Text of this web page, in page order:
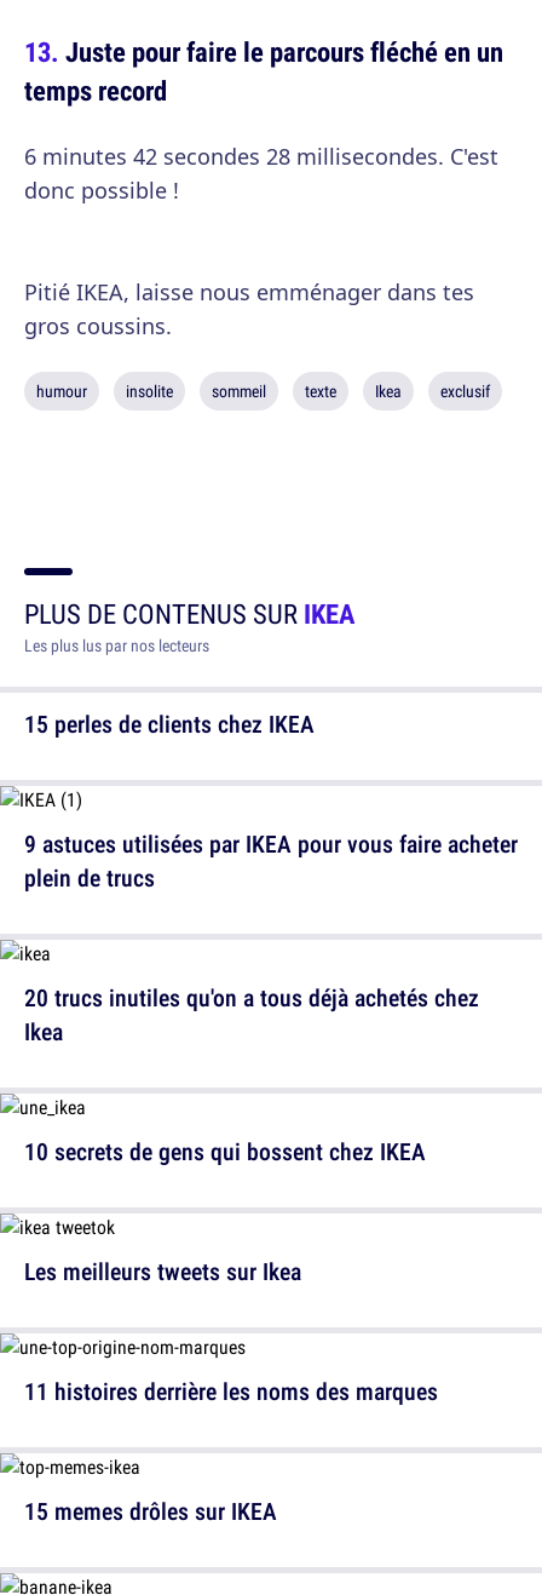
Juste pour faire le parcours fléché en un
temps record
6 minutes 42 secondes 28 millisecondes. C'est
donc possible !
Pitié IKEA, laisse nous emménager dans tes
gros coussins.
humour insolite sommeil texte Ikea exclusif
PLUS DE CONTENUS SURIKEA
Les plus lus par nos lecteurs
15 perles de clients chez IKEA
20 trucs inutiles qu'on a tous déjà achetés chez
Ikea
Les meilleurs tweets sur Ikea
15 memes drôles sur IKEA
9 astuces utilisées par IKEA pour vous faire acheter
plein de trucs
10 secrets de gens qui bossent chez IKEA
11 histoires derrière les noms des marques